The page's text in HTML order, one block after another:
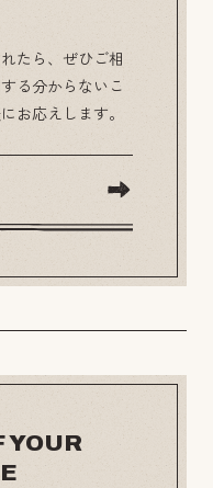
たら、ぜひご相
る分からないこ
お応えします。
YOUR